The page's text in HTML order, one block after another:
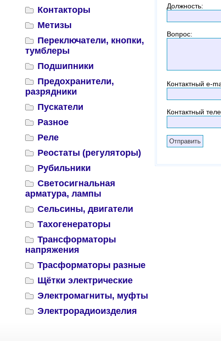
Контакторы
Метизы
Переключатели, кнопки,
тумблеры
Подшипники
Предохранители,
разрядники
Пускатели
Разное
Реле
Реостаты (регуляторы)
Рубильники
Светосигнальная
арматура, лампы
Сельсины, двигатели
Тахогенераторы
Трансформаторы
напряжения
Трасформаторы разные
Щётки электрические
Электромагниты, муфты
Электрорадиоизделия
Должность:
Вопрос:
Контактный e-
Контактный